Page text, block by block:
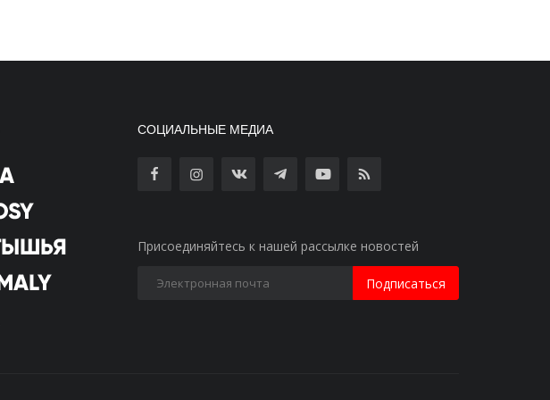
СОЦИАЛЬНЫЕ МЕДИА
Присоединяйтесь к нашей рассылке новостей
Подписаться